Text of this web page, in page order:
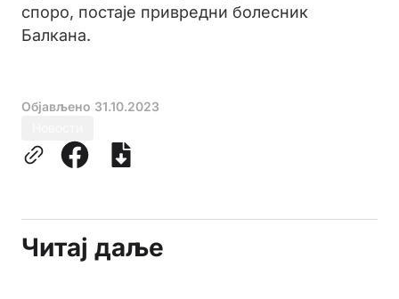
споро, постаје привредни болесник
Балкана.
Објављено 31.10.2023
Читај даље